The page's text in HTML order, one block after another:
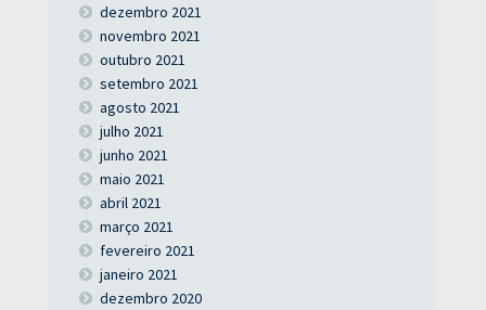
dezembro 2021
novembro 2021
outubro 2021
setembro 2021
agosto 2021
julho 2021
junho 2021
maio 2021
abril 2021
março 2021
fevereiro 2021
janeiro 2021
dezembro 2020